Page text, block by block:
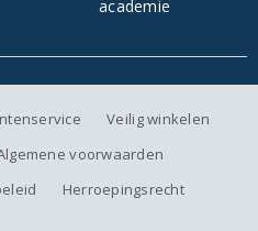
Veilig winkelen
voorwaarden
Herroepingsrecht